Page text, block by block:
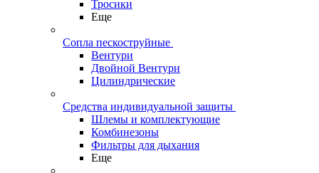
Тросики
Еще
Сопла пескоструйные
Вентури
Двойной Вентури
Цилиндрические
Средства индивидуальной защиты
Шлемы и комплектующие
Комбинезоны
Фильтры для дыхания
Еще